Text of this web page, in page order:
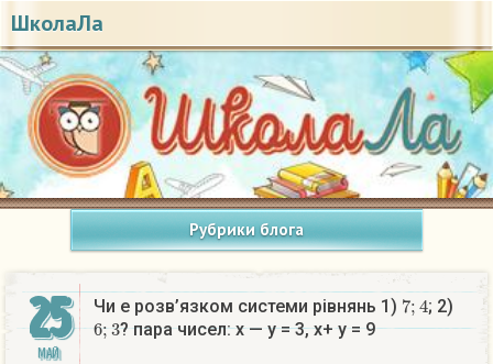
ШколаЛа
Рубрики блога
25
МАЙ
Чи е розв’язком системи рівнянь 1) 7;4; 2)
6 3? пара чисел: x — y = 3, х+ y = 9 ​